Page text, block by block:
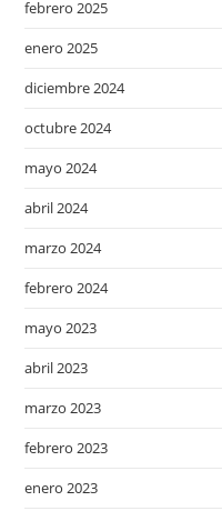
febrero 2025
enero 2025
diciembre 2024
octubre 2024
mayo 2024
abril 2024
marzo 2024
febrero 2024
mayo 2023
abril 2023
marzo 2023
febrero 2023
enero 2023